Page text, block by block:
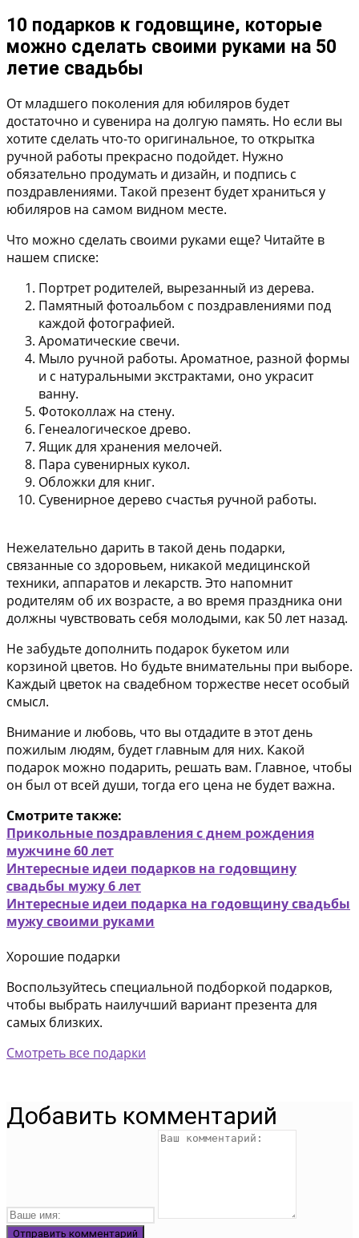
10 подарков к годовщине, которые
можно сделать своими руками на 50
летие свадьбы
От младшего поколения для юбиляров будет
достаточно и сувенира на долгую память. Но если вы
хотите сделать что-то оригинальное, то открытка
ручной работы прекрасно подойдет. Нужно
обязательно продумать и дизайн, и подпись с
поздравлениями. Такой презент будет храниться у
юбиляров на самом видном месте.
Что можно сделать своими руками еще? Читайте в
нашем списке:
Портрет родителей, вырезанный из дерева.
Памятный фотоальбом с поздравлениями под
каждой фотографией.
Ароматические свечи.
Мыло ручной работы. Ароматное, разной формы
и с натуральными экстрактами, оно украсит
ванну.
Фотоколлаж на стену.
Генеалогическое древо.
Ящик для хранения мелочей.
Пара сувенирных кукол.
Обложки для книг.
Сувенирное дерево счастья ручной работы.
Нежелательно дарить в такой день подарки,
связанные со здоровьем, никакой медицинской
техники, аппаратов и лекарств. Это напомнит
родителям об их возрасте, а во время праздника они
должны чувствовать себя молодыми, как 50 лет назад.
Не забудьте дополнить подарок букетом или
корзиной цветов. Но будьте внимательны при выборе.
Каждый цветок на свадебном торжестве несет особый
смысл.
Внимание и любовь, что вы отдадите в этот день
пожилым людям, будет главным для них. Какой
подарок можно подарить, решать вам. Главное, чтобы
он был от всей души, тогда его цена не будет важна.
Смотрите также:
Прикольные поздравления с днем рождения
мужчине 60 лет
Интересные идеи подарков на годовщину
свадьбы мужу 6 лет
Интересные идеи подарка на годовщину свадьбы
мужу своими руками
Хорошие подарки
Воспользуйтесь специальной подборкой подарков,
чтобы выбрать наилучший вариант презента для
самых близких.
Смотреть все подарки
Добавить комментарий